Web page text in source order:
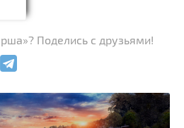
Поделись с друзьями!